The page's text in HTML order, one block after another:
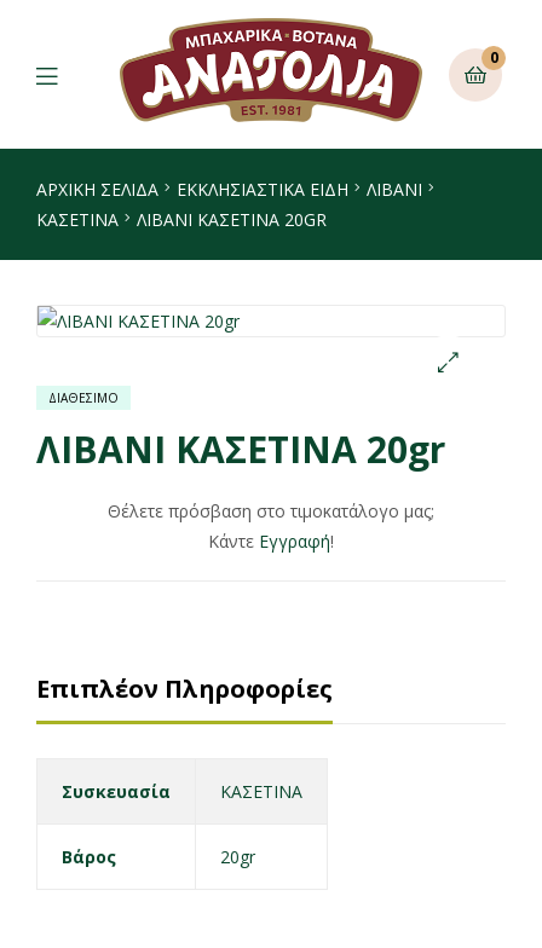
0
ΑΡΧΙΚΉ ΣΕΛΊΔΑ ΕΚΚΛΗΣΙΑΣΤΙΚΑ ΕΙΔΗ
ΛΙΒΆΝΙ
ΚΑΣΕΤΊΝΑ
ΛΙΒΑΝΙ ΚΑΣΕΤΙΝΑ 20GR
ΔΙΑΘΕΣΙΜΟ
ΛΙΒΑΝΙ ΚΑΣΕΤΙΝΑ 20gr
Θέλετε πρόσβαση στο τιμοκατάλογο μας;
Κάντε Εγγραφή!
Επιπλέον Πληροφορίες
Συσκευασία ΚΑΣΕΤΙΝΑ
Βάρος 20gr